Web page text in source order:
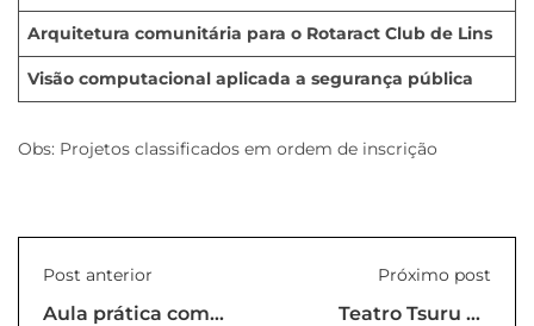
Arquitetura comunitária para o Rotaract Club de Lins
Visão computacional aplicada a segurança pública
Obs: Projetos classificados em ordem de inscrição
Post anterior
Aula prática com
Próximo post
Teatro Tsuru no